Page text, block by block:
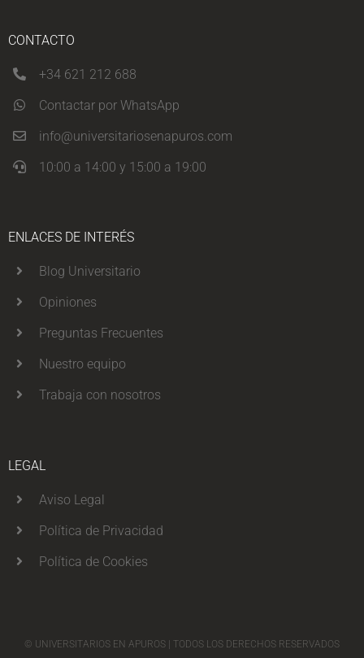
CONTACTO
+34 621 212 688
Contactar por WhatsApp
info@universitariosenapuros.com
10:00 a 14:00 y 15:00 a 19:00
ENLACES DE INTERÉS
Blog Universitario
Opiniones
Preguntas Frecuentes
Nuestro equipo
Trabaja con nosotros
LEGAL
Aviso Legal
Política de Privacidad
Política de Cookies
© UNIVERSITARIOS EN APUROS | TODOS LOS DERECHOS RESERVADOS